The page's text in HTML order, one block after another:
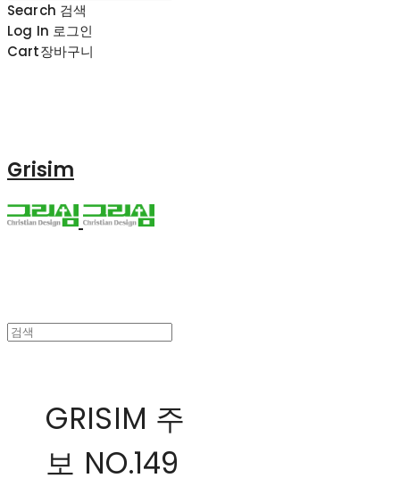
Search 검색
Log In 로그인
Cart장바구니
Grisim
GRISIM 주
보 NO.149